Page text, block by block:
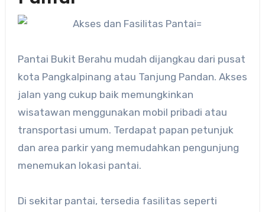
Pantai Bukit Berahu mudah dijangkau dari pusat
kota Pangkalpinang atau Tanjung Pandan. Akses
jalan yang cukup baik memungkinkan
wisatawan menggunakan mobil pribadi atau
transportasi umum. Terdapat papan petunjuk
dan area parkir yang memudahkan pengunjung
menemukan lokasi pantai.
Di sekitar pantai, tersedia fasilitas seperti